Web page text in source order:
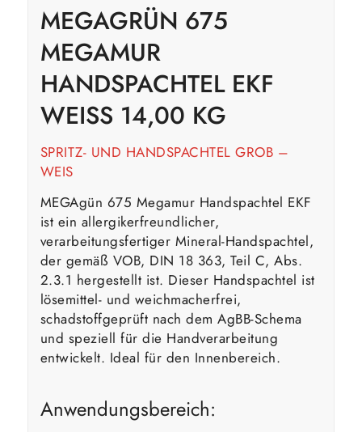
MEGAGRÜN 675
MEGAMUR
HANDSPACHTEL EKF
WEISS 14,00 KG
SPRITZ- UND HANDSPACHTEL GROB –
WEIS
MEGAgün 675 Megamur Handspachtel EKF
ist ein allergikerfreundlicher,
verarbeitungsfertiger Mineral-Handspachtel,
der gemäß VOB, DIN 18 363, Teil C, Abs.
2.3.1 hergestellt ist. Dieser Handspachtel ist
lösemittel- und weichmacherfrei,
schadstoffgeprüft nach dem AgBB-Schema
und speziell für die Handverarbeitung
entwickelt. Ideal für den Innenbereich.
Anwendungsbereich: